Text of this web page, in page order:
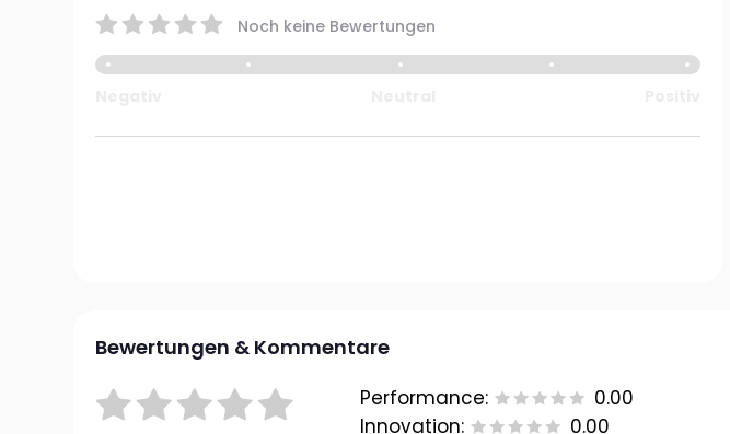
Noch keine Bewertungen
Bewertungen & Kommentare
Performance:
0.00
Innovation:
0.00